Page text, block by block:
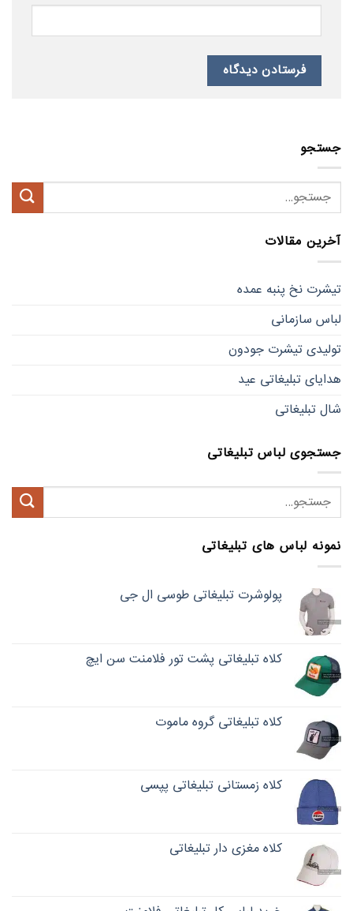
جستجو
آخرین مقالات
تیشرت نخ پنبه عمده
لباس سازمانی
تولیدی تیشرت جودون
هدایای تبلیغاتی عید
شال تبلیغاتی
جستجوی لباس تبلیغاتی
جستجو
برای:
نمونه لباس های تبلیغاتی
پولوشرت تبلیغاتی طوسی ال جی
کلاه تبلیغاتی پشت تور فلامنت سن ایچ
کلاه تبلیغاتی گروه ماموت
کلاه زمستانی تبلیغاتی پپسی
کلاه مغزی دار تبلیغاتی